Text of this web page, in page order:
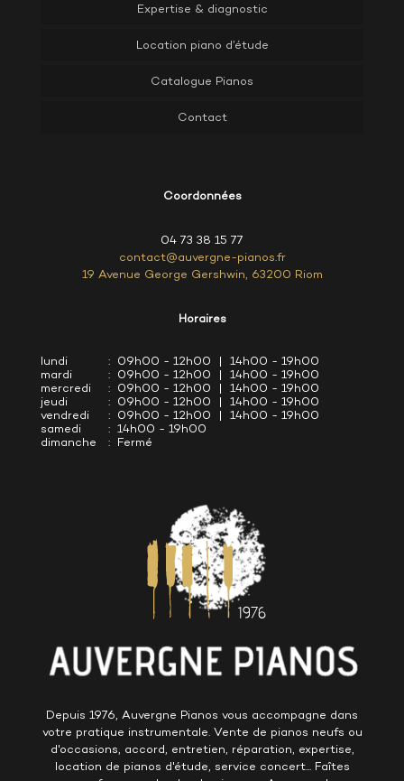
Expertise & diagnostic
Location piano d’étude
Catalogue Pianos
Contact
Coordonnées
04 73 38 15 77
contact@auvergne-pianos.fr
19 Avenue George Gershwin, 63200 Riom
Horaires
lundi
: 09h00 - 12h00 | 14h00 - 19h00
mardi
: 09h00 - 12h00 | 14h00 - 19h00
mercredi
: 09h00 - 12h00 | 14h00 - 19h00
jeudi
: 09h00 - 12h00 | 14h00 - 19h00
vendredi
: 09h00 - 12h00 | 14h00 - 19h00
samedi
: 14h00 - 19h00
dimanche
: Fermé
Depuis 1976, Auvergne Pianos vous accompagne dans
votre pratique instrumentale. Vente de pianos neufs ou
d'occasions, accord, entretien, réparation, expertise,
location de pianos d'étude, service concert... Faîtes